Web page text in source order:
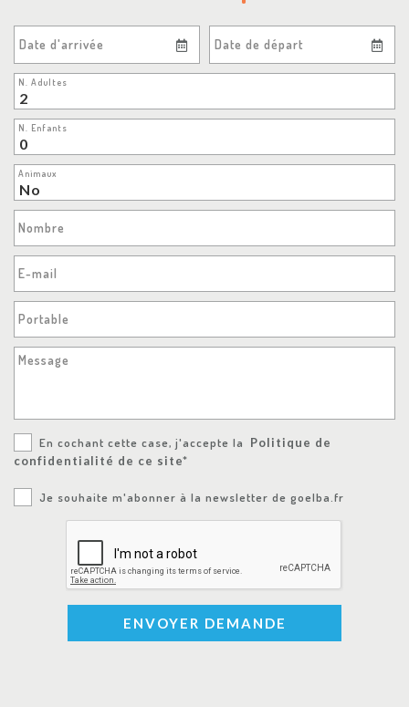
Date d'arrivée Date de départ
N. Adultes
N. Enfants
Animaux
Nombre
E-mail
Portable
Message
En cochant cette case, j'accepte la
Politique de
confidentialité de ce site*
Je souhaite m'abonner à la newsletter de goelba.fr
ENVOYER DEMANDE